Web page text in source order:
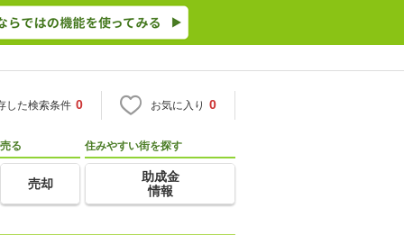
した検索条件 0 お気に入り 0
売る
売却
住みやすい街を探す
助成金
情報